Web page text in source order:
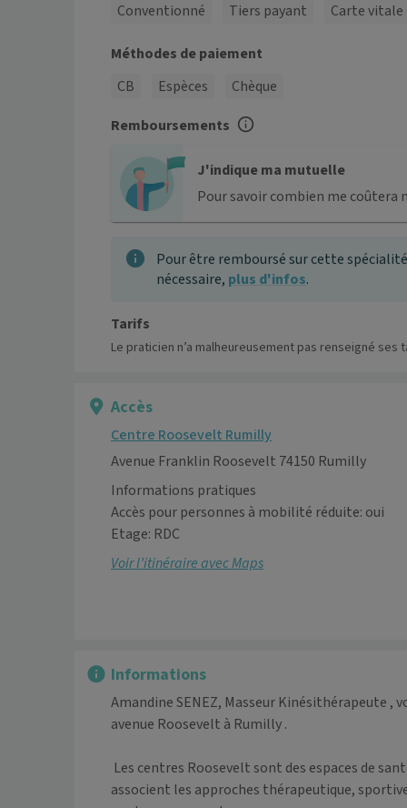
Conventionné Tiers payant Carte vitale
Méthodes de paiement
CB
Espèces
Chèque
Remboursements
J'indique ma mutuelle
Pour savoir combien me coûtera
Pour être remboursé sur cette
nécessaire, plus d'infos.
Tarifs
Le praticien n’a malheureusement pas renseigné ses
Accès
Centre Roosevelt Rumilly
Avenue Franklin Roosevelt 74150 Rumilly
Informations pratiques
Accès pour personnes à mobilité réduite: oui
Etage: RDC
Voir l’itinéraire avec Maps
Informations
Amandine SENEZ, Masseur Kinésithérapeute ,
avenue Roosevelt à Rumilly .
associent les approches thérapeutique,